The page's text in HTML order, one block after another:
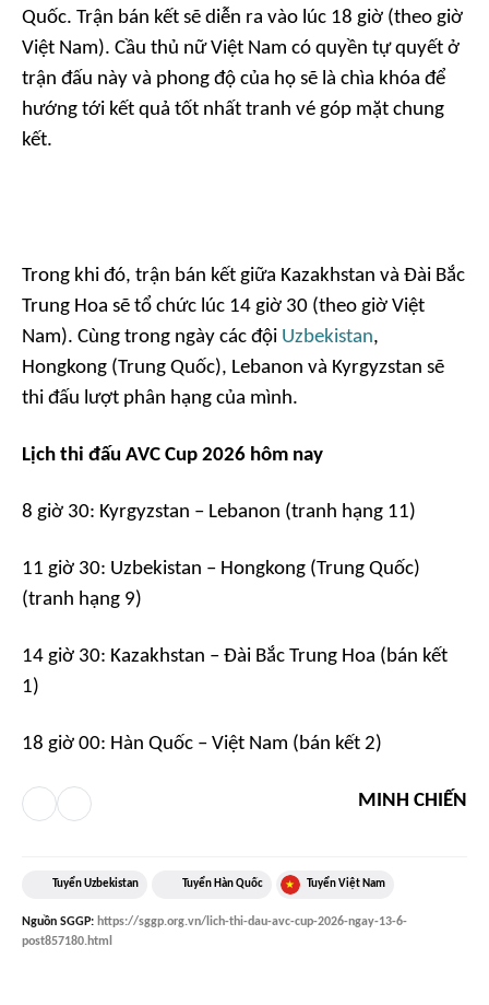
Quốc. Trận bán kết sẽ diễn ra vào lúc 18 giờ (theo giờ
Việt Nam). Cầu thủ nữ Việt Nam có quyền tự quyết ở
trận đấu này và phong độ của họ sẽ là chìa khóa để
hướng tới kết quả tốt nhất tranh vé góp mặt chung
kết.
Trong khi đó, trận bán kết giữa Kazakhstan và Đài Bắc
Trung Hoa sẽ tổ chức lúc 14 giờ 30 (theo giờ Việt
Nam). Cùng trong ngày các đội Uzbekistan,
Hongkong (Trung Quốc), Lebanon và Kyrgyzstan sẽ
thi đấu lượt phân hạng của mình.
Lịch thi đấu AVC Cup 2026 hôm nay
8 giờ 30: Kyrgyzstan – Lebanon (tranh hạng 11)
11 giờ 30: Uzbekistan – Hongkong (Trung Quốc)
(tranh hạng 9)
14 giờ 30: Kazakhstan – Đài Bắc Trung Hoa (bán kết
1)
18 giờ 00: Hàn Quốc – Việt Nam (bán kết 2)
MINH CHIẾN
Tuyển Uzbekistan Tuyển Hàn Quốc Tuyển Việt Nam
Nguồn SGGP: https://sggp.org.vn/lich-thi-dau-avc-cup-2026-ngay-13-6-
post857180.html